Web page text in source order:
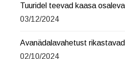
Tuuridel teevad kaasa
03/12/2024
Avanädalavahetust
02/10/2024